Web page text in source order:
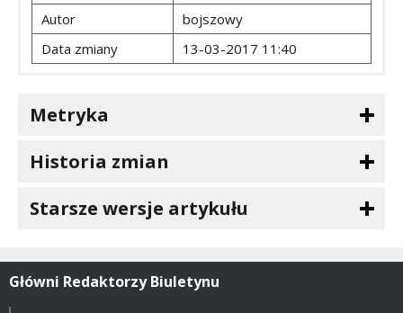
Autor
bojszowy
Data zmiany
13-03-2017 11:40
Metryka
Historia zmian
Starsze wersje artykułu
Główni Redaktorzy Biuletynu